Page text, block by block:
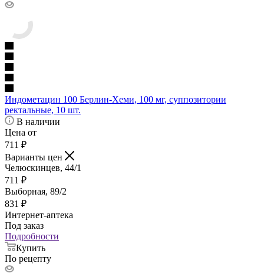
Индометацин 100 Берлин-Хеми, 100 мг, суппозитории
ректальные, 10 шт.
В наличии
Цена от
711 ₽
Варианты цен
Челюскинцев, 44/1
711 ₽
Выборная, 89/2
831 ₽
Интернет-аптека
Под заказ
Подробности
Купить
По рецепту